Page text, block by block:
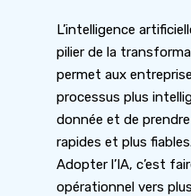
L’intelligence
pilier de la
permet aux
processus plus
donnée et de
rapides et plus
Adopter l’IA, c’est
opérationnel vers